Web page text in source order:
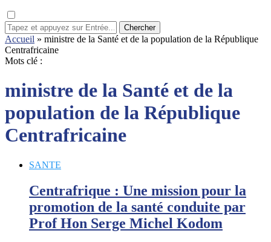
Chercher
Accueil » ministre de la Santé et de la population de la République
Centrafricaine
Mots clé :
ministre de la Santé et de la
population de la République
Centrafricaine
SANTE
Centrafrique : Une mission pour la
promotion de la santé conduite par
Prof Hon Serge Michel Kodom